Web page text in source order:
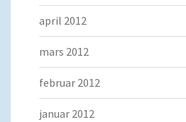
april 2012
mars 2012
februar 2012
januar 2012